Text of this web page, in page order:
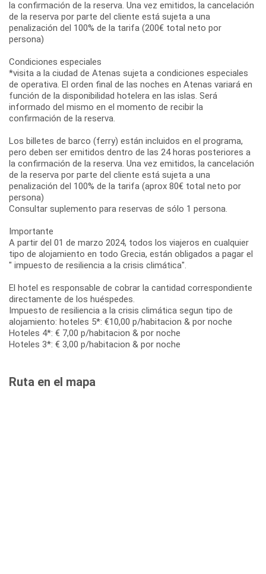
la confirmación de la reserva. Una vez emitidos, la cancelación
de la reserva por parte del cliente está sujeta a una
penalización del 100% de la tarifa (200€ total neto por
persona)
Condiciones especiales
*visita a la ciudad de Atenas sujeta a condiciones especiales
de operativa. El orden final de las noches en Atenas variará en
función de la disponibilidad hotelera en las islas. Será
informado del mismo en el momento de recibir la
confirmación de la reserva.
Los billetes de barco (ferry) están incluidos en el programa,
pero deben ser emitidos dentro de las 24 horas posteriores a
la confirmación de la reserva. Una vez emitidos, la cancelación
de la reserva por parte del cliente está sujeta a una
penalización del 100% de la tarifa (aprox 80€ total neto por
persona)
Consultar suplemento para reservas de sólo 1 persona.
Importante
A partir del 01 de marzo 2024, todos los viajeros en cualquier
tipo de alojamiento en todo Grecia, están obligados a pagar el
" impuesto de resiliencia a la crisis climática".
El hotel es responsable de cobrar la cantidad correspondiente
directamente de los huéspedes.
Impuesto de resiliencia a la crisis climática segun tipo de
alojamiento: hoteles 5*: €10,00 p/habitacion & por noche
Hoteles 4*: € 7,00 p/habitacion & por noche
Hoteles 3*: € 3,00 p/habitacion & por noche
Ruta en el mapa